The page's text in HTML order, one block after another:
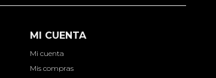
MI CUENTA
Mi cuenta
Mis compras